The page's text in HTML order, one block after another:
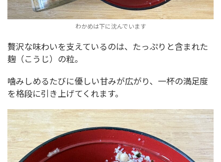
わかめは下に沈んでいます
贅沢な味わいを支えているのは、たっぷりと含まれた
麹（こうじ）の粒。
噛みしめるたびに優しい甘みが広がり、一杯の満足度
を格段に引き上げてくれます。